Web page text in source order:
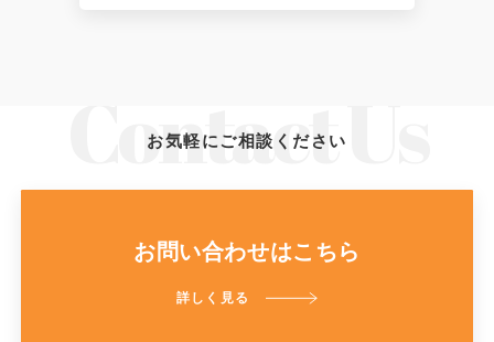
お気軽にご相談ください
お問い合わせはこちら
詳しく見る